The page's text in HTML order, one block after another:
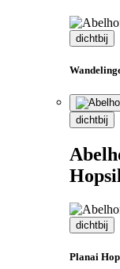
dichtbij
dichtbij
dichtbij
Planai